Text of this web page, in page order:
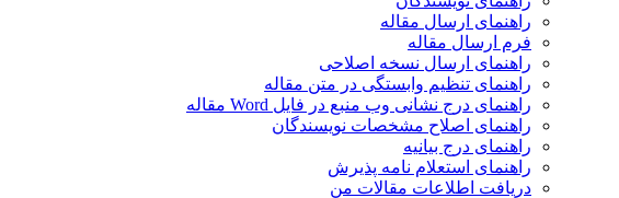
راهنمای ارسال مقاله
فرم ارسال مقاله
راهنمای ارسال نسخه اصلاحی
راهنمای تنظیم وابستگی در متن مقاله
راهنمای درج نشانی وب منبع در فایل Word مقاله
راهنمای اصلاح مشخصات نویسندگان
راهنمای درج بیانیه
راهنمای استعلام نامه پذیرش
دریافت اطلاعات مقالات من